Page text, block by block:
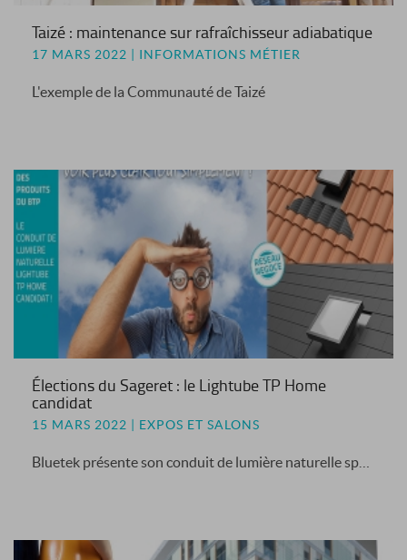
Taizé : maintenance sur rafraîchisseur adiabatique
17 MARS 2022 | INFORMATIONS MÉTIER
L'exemple de la Communauté de Taizé
Élections du Sageret : le Lightube TP Home
candidat
15 MARS 2022 | EXPOS ET SALONS